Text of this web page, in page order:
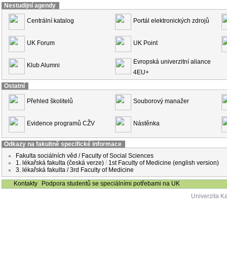
Nestudijní agendy
Centrální katalog Portál elektronických zdrojů
UK Forum UK Point
Klub Alumni
Evropská univerzitní aliance
4EU+
Ostatní
Přehled školitelů Souborový manažer
Evidence programů CŽV Nástěnka
Odkazy na fakultně specifické informace
Fakulta sociálních věd / Faculty of Social Sciences
1. lékařská fakulta (česká verze) / 1st Faculty of Medicine (english version)
3. lékařská fakulta / 3rd Faculty of Medicine
Kontakty
Podpora studentů se speciálními potřebami na UK
Univerzita